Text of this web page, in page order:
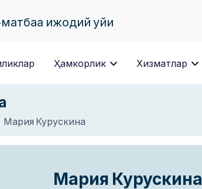
ижодий уйи
Ҳамкорлик Хизматлар
Мария Курускина
Мария Курускина